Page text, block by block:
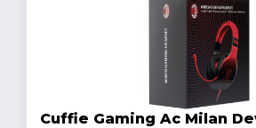
Cuffie Gaming Ac Milan